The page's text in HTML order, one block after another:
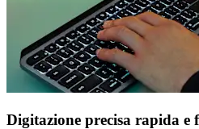
Digitazione precisa rapida e